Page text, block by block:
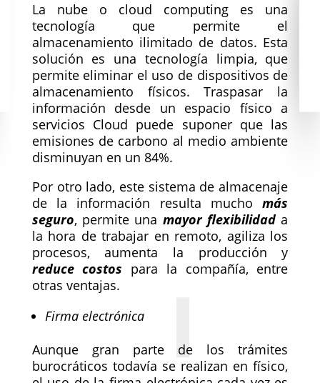
La nube o cloud computing es una
tecnología que permite el
almacenamiento ilimitado de datos. Esta
solución es una tecnología limpia, que
permite eliminar el uso de dispositivos de
almacenamiento físicos. Traspasar la
información desde un espacio físico a
servicios Cloud puede suponer que las
emisiones de carbono al medio ambiente
disminuyan en un 84%.
Por otro lado, este sistema de almacenaje
de la información resulta muchomás
seguro, permite una mayor flexibilidada
la hora de trabajar en remoto, agiliza los
procesos, aumenta la producción y
reduce costos para la compañía, entre
otras ventajas.
Firma electrónica
Aunque gran parte de los trámites
burocráticos todavía se realizan en físico,